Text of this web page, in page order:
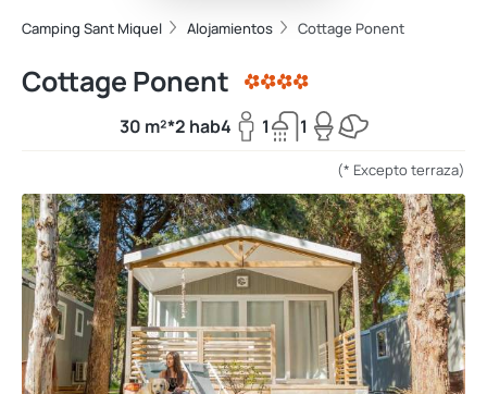
Camping Sant Miquel Alojamientos Cottage Ponent
Cottage Ponent
30 m²*2 hab4 1 1
(* Excepto terraza)